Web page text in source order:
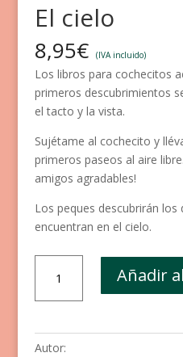
El cielo
8,95€ (IVA incluido)
Los libros para cochecitos
primeros descubrimientos
el tacto y la vista.
Sujétame al cochecito y
primeros paseos al aire
amigos agradables!
Los peques descubrirán
encuentran en el cielo.
cielo
cantidad
Añadir
Autor: